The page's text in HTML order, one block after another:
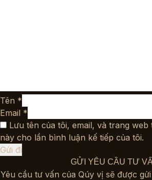
Tên *
Email *
Lưu tên của tôi, email, và trang
này cho lần bình luận kế tiếp của tôi.
GỬI YÊU CẦU TƯ
Yêu cầu tư vấn của Qúy vị sẽ được